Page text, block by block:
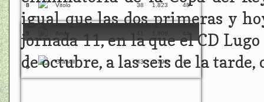
8 Vitolo 38 1.823 48
Andy
1
0
Granell 43 1.793 42
igual que las dos primeras y
jornada 11, en la que el CD
de octubre, a las seis de la